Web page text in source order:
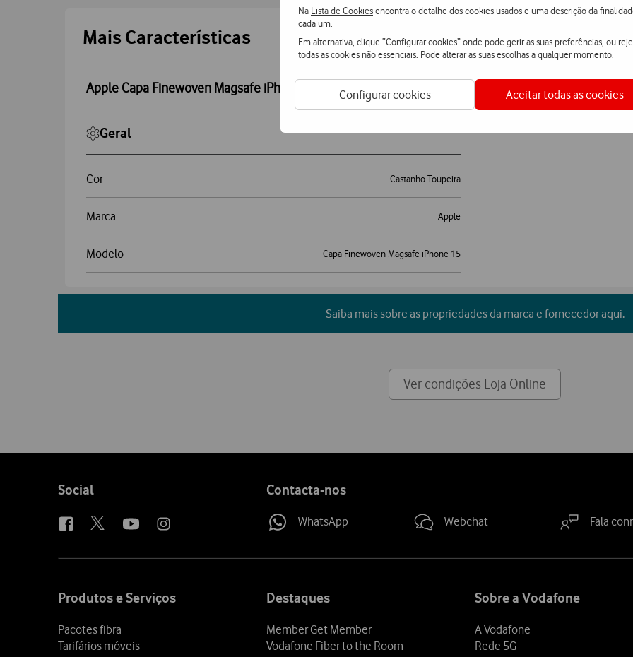
Na Lista de Cookiesencontra o detalhe dos cookies usados e uma descrição da
cada um.
Em alternativa, clique “Configurar cookies” onde pode gerir as suas preferências, ou
todas as cookies não essenciais. Pode alterar as suas escolhas a qualquer momento.
Configurar cookies Aceitar todas as cookies
Accordeon
Mais Características
Apple Capa Finewoven Magsafe iPhone 15
Geral
Cor Castanho Toupeira
Marca Apple
Modelo Capa Finewoven Magsafe iPhone 15
Saiba mais sobre as propriedades da marca e fornecedoraqui.
Ver condições Loja Online
Follow
Social Contacta-nos
WhatsApp Webchat Fala
Produtos e Serviços
Pacotes fibra
Tarifários móveis
Destaques
Member Get Member
Vodafone Fiber to the Room
Sobre a Vodafone
A Vodafone
Rede 5G